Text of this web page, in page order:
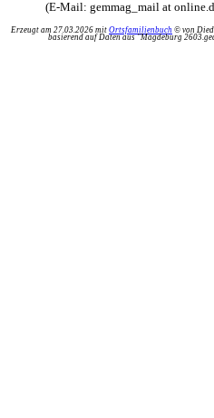
(E-Mail: gemmag_mail at
Erzeugt am 27.03.2026 mit Ortsfamilienbuch © von
basierend auf Daten aus "Magdeburg